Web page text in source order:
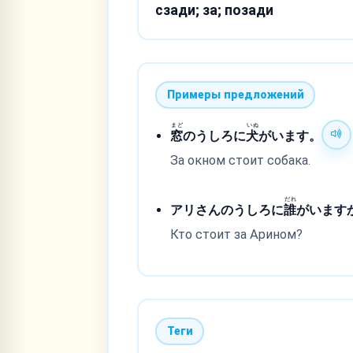
сзади; за; позади
Примеры предложений
窓
まど
のうしろに犬
いぬ
がいます。
За окном стоит собака.
アリさんのうしろに誰
だれ
がいます
Кто стоит за Арином?
Теги